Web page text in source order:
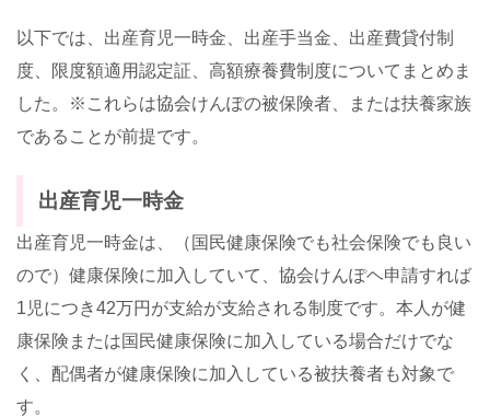
以下では、出産育児一時金、出産手当金、出産費貸付制
度、限度額適用認定証、高額療養費制度についてまとめま
した。※これらは協会けんぽの被保険者、または扶養家族
であることが前提です。
出産育児一時金
出産育児一時金は、（国民健康保険でも社会保険でも良い
ので）健康保険に加入していて、協会けんぽヘ申請すれば
1児につき42万円が支給が支給される制度です。本人が健
康保険または国民健康保険に加入している場合だけでな
く、配偶者が健康保険に加入している被扶養者も対象で
す。